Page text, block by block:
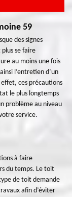
59
des signes
se faire
au moins une fois
l’entretien d’un
ces précautions
le plus longtemps
problème au niveau
service.
à faire
du temps. Le toit
de toit demande
afin d’éviter